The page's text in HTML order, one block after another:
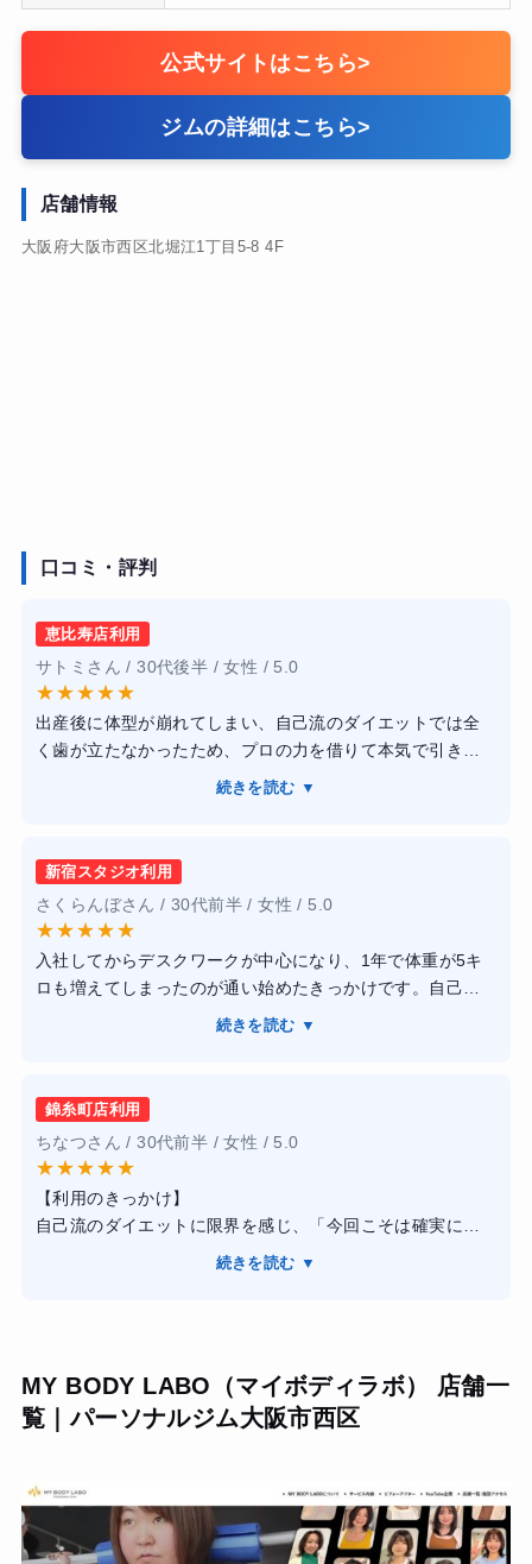
公式サイトはこちら>
ジムの詳細はこちら>
店舗情報
大阪府大阪市西区北堀江1丁目5-8 4F
口コミ・評判
恵比寿店利用
サトミさん / 30代後半 / 女性 / 5.0
★★★★★
出産後に体型が崩れてしまい、自己流のダイエットでは全
く歯が立たなかったため、プロの力を借りて本気で引き締
めたいと思い通い始めました。トレーニングは個々の体力
の方は知識が豊富で、フォームの修正だけでなく食事管理
のアドバイスも非常に丁寧です。内装は非常に清潔感があ
り、アメニティも充実しているので、仕事帰りでも手ぶら
で通えるのが大きな魅力でした。3ヶ月通った結果、体重以
上に見た目の変化が大きく、周囲からも痩せたと言われる
ようになり、毎日の服選びが楽しくなりました。糖質制限
ではなくバランスを重視した食事指導のおかげで、リバウ
サポート体制を考えれば十分すぎる価値があると感じまし
た。
続きを読む ▼
新宿スタジオ利用
さくらんぼさん / 30代前半 / 女性 / 5.0
★★★★★
入社してからデスクワークが中心になり、1年で体重が5キ
ロも増えてしまったのが通い始めたきっかけです。自己流
の食事制限では仕事中の集中力が持たず、プロの指導のも
引き締めたいと考えていました。新宿スタジオは駅から近
く、仕事帰りでも通いやすい立地が決め手でした。ウェア
やシューズ、タオルまで全て無料でレンタルできるため、
重い荷物がいらないことが本当に助かります。トレーニン
グはマンツーマンで、その日の仕事の疲れ具合に合わせて
メニューを微調整してくれました。担当のトレーナーさん
はアプローチも上手で、停滞期で心が折れそうな時もポジ
たスカートのホックに余裕ができたのが嬉しいです。
続きを読む ▼
錦糸町店利用
ちなつさん / 30代前半 / 女性 / 5.0
★★★★★
【利用のきっかけ】
自己流のダイエットに限界を感じ、「今回こそは確実に成
果を出したい」と思い切って入会したのがきっかけです。
でフォームを修正してもらえるため、効率よく筋肉に効い
ている感覚があり、一人で運動するよりもずっと充実した
結果として、数ヶ月で目標だった5キロのダイエットに成功
しました！周りからも「スッキリしたね」と言われ、大き
な達成感を得ることができました。
続きを読む ▼
MY BODY LABO（マイボディラボ） 店舗一
覧｜パーソナルジム大阪市西区